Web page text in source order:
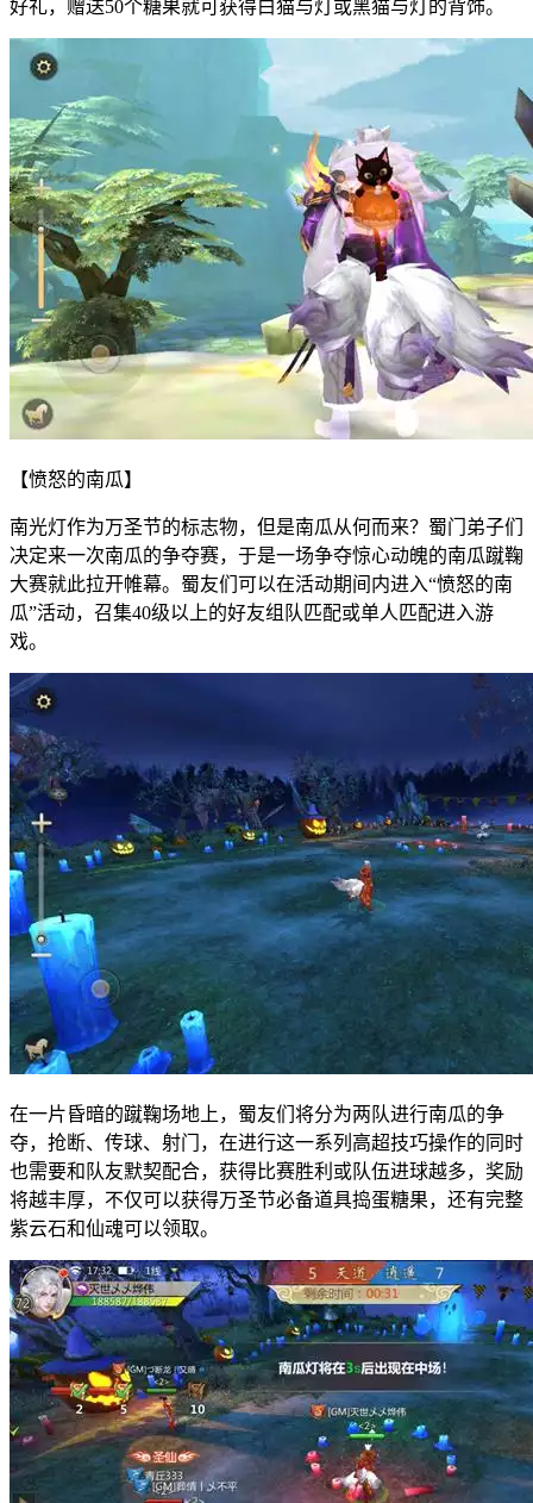
好礼，赠送50个糖果就可获得白猫与灯或黑猫与灯的背饰。
【愤怒的南瓜】
南光灯作为万圣节的标志物，但是南瓜从何而来？蜀门弟子们
决定来一次南瓜的争夺赛，于是一场争夺惊心动魄的南瓜蹴鞠
大赛就此拉开帷幕。蜀友们可以在活动期间内进入“愤怒的南
瓜”活动，召集40级以上的好友组队匹配或单人匹配进入游
戏。
在一片昏暗的蹴鞠场地上，蜀友们将分为两队进行南瓜的争
夺，抢断、传球、射门，在进行这一系列高超技巧操作的同时
也需要和队友默契配合，获得比赛胜利或队伍进球越多，奖励
将越丰厚，不仅可以获得万圣节必备道具捣蛋糖果，还有完整
紫云石和仙魂可以领取。